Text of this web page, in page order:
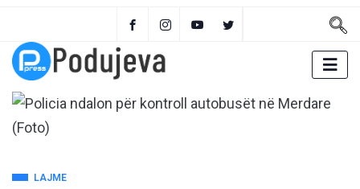
LAJME